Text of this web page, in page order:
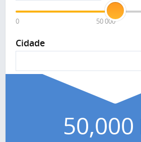
0 50 000
Cidade
50,000